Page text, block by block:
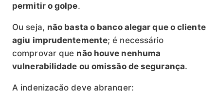
permitir o golpe.
Ou seja, não basta o banco alegar que o cliente
agiu imprudentemente; é necessário
comprovar que não houve nenhuma
vulnerabilidade ou omissão de segurança.
A indenização deve abranger: